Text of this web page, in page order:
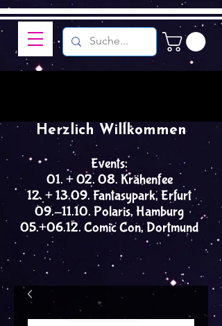
Events:
01. + 02. 08. Krähenfee
12. + 13.09. Fantasypark, Erfurt
09.-11.10. Polaris, Hamburg
05.+06.12. Comic Con, Dortmund
Herzlich Willkommen